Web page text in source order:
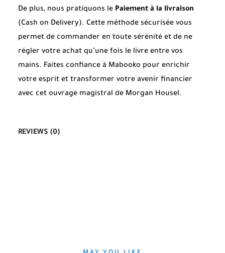
De plus, nous pratiquons le Paiement à la livraison
(Cash on Delivery). Cette méthode sécurisée vous
permet de commander en toute sérénité et de ne
régler votre achat qu’une fois le livre entre vos
mains. Faites confiance à Mabooko pour enrichir
votre esprit et transformer votre avenir financier
avec cet ouvrage magistral de Morgan Housel.
REVIEWS (0)